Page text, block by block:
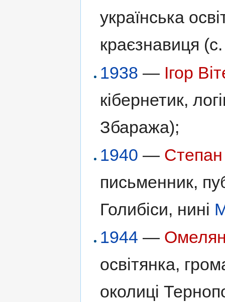
українська
краєзнавиця
1938 — Ігор
кібернетик,
Збаража);
1940 — Степан
письменник,
Голибіси, нині
1944 —
освітянка,
околиці